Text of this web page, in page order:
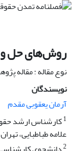
روش‌های حل و
نوع مقاله : مقاله
نویسندگان
آرمان یعقوبی مقدم
1کارشناس ارشد
علامه طباطبایی،
2